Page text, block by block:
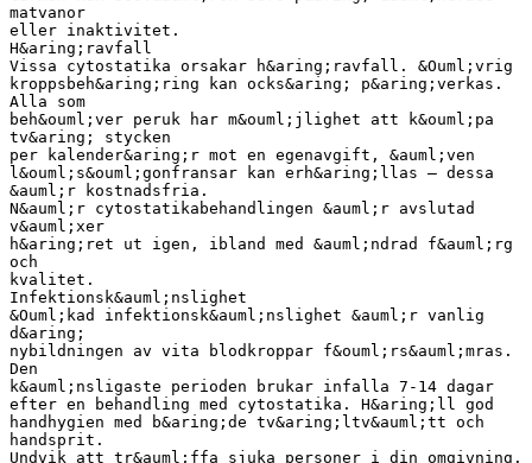
matvanor
eller inaktivitet.
H&aring;ravfall
Vissa cytostatika orsakar h&aring;ravfall. &Ouml;vrig
kroppsbeh&aring;ring kan ocks&aring; p&aring;verkas.
Alla som
beh&ouml;ver peruk har m&ouml;jlighet att k&ouml;pa
tv&aring; stycken
per kalender&aring;r mot en egenavgift, &auml;ven
l&ouml;s&ouml;gonfransar kan erh&aring;llas – dessa
&auml;r kostnadsfria.
N&auml;r cytostatikabehandlingen &auml;r avslutad
v&auml;xer
h&aring;ret ut igen, ibland med &auml;ndrad f&auml;rg
och
kvalitet.
Infektionsk&auml;nslighet
&Ouml;kad infektionsk&auml;nslighet &auml;r vanlig
d&aring;
nybildningen av vita blodkroppar f&ouml;rs&auml;mras.
Den
k&auml;nsligaste perioden brukar infalla 7-14 dagar
efter en behandling med cytostatika. H&aring;ll god
handhygien med b&aring;de tv&aring;ltv&auml;tt och
handsprit.
Undvik att tr&auml;ffa sjuka personer i din omgivning.